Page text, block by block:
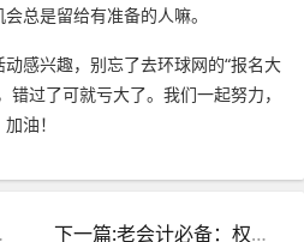
总是留给有准备的人嘛。
感兴趣，别忘了去环球网的“报名大
错过了可就亏大了。我们一起努力，
油！
课独家惠 下一篇:老会计必备：权威会计网站一览表，138个资源据说都在这！